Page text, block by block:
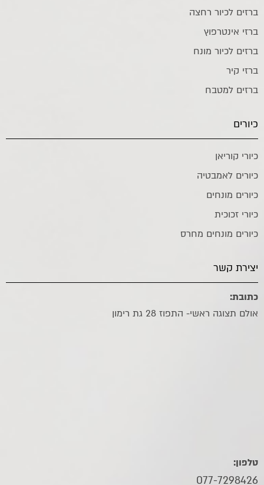
ברזים לכיור רחצה
ברזי אינטרפוץ
ברזים לכיור מונח
ברזי קיר
ברזים למטבח
כיורים
כיורי קוריאן
כיורים לאמבטיה
כיורים מונחים
כיורי זכוכית
כיורים מונחים מחרס
יצירת קשר
כתובת:
אולם תצוגה ראשי- התפוז 28 גת רימון
טלפון:
077-7298426